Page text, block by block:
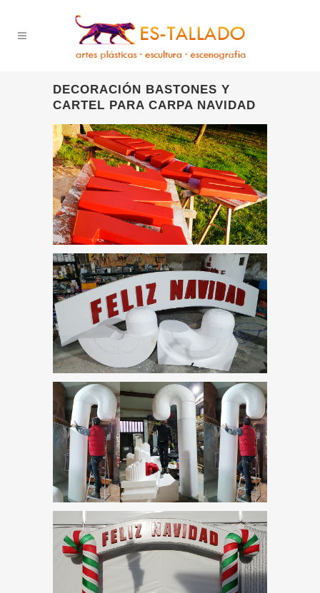
DECORACIÓN BASTONES Y
CARTEL PARA CARPA NAVIDAD